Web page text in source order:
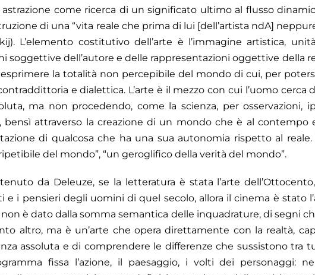
astrazione come ricerca di un significato ultimo al flusso
di una “vita reale che prima di lui [dell’artista ndA]
L’elemento costitutivo dell’arte è l’immagine artistica,
soggettive dell’autore e delle rappresentazioni oggettive della
la totalità non percepibile del mondo di cui, per
e dialettica. L’arte è il mezzo con cui l’uomo cerca
ma non procedendo, come la scienza, per osservazioni,
bensì attraverso la creazione di un mondo che è al contempo
di qualcosa che ha una sua autonomia rispetto al reale.
del mondo”, “un geroglifico della verità del mondo”.
da Deleuze, se la letteratura è stata l’arte
e i pensieri degli uomini di quel secolo, allora il cinema è stato
non è dato dalla somma semantica delle inquadrature, di segni
altro, ma è un’arte che opera direttamente con la realtà,
assoluta e di comprendere le differenze che sussistono tra
fissa l’azione, il paesaggio, i volti dei personaggi: